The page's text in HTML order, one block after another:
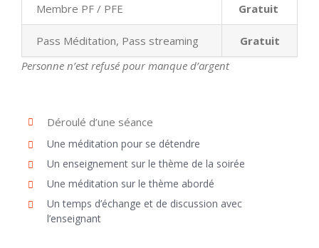
Membre PF / PFE Gratuit
Pass Méditation, Pass streaming
Gratuit
Personne n’est refusé pour manque d’argent
Déroulé d’une séance
Une méditation pour se détendre
Un enseignement sur le thème de la soirée
Une méditation sur le thème abordé
Un temps d’échange et de discussion avec
l’enseignant